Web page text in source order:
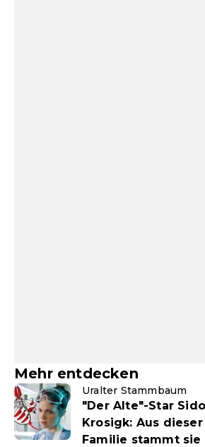
Mehr entdecken
Uralter Stammbaum
"Der Alte"-Star
Krosigk: Aus
Familie stammt sie